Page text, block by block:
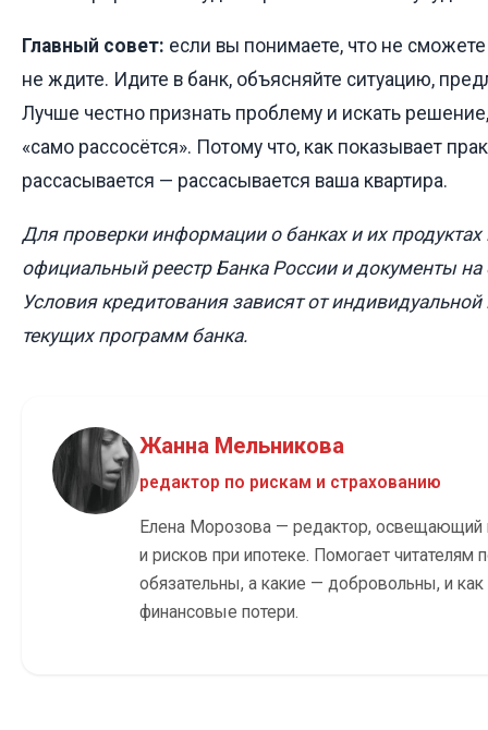
Главный совет: если вы понимаете, что не
не ждите. Идите в банк, объясняйте ситуацию,
Лучше честно признать проблему и искать
«само рассосётся». Потому что, как показывает
рассасывается — рассасывается ваша квартира.
Для проверки информации о банках и их продуктах
официальный реестр Банка России и документы на
Условия кредитования зависят от
текущих программ банка.
Жанна Мельникова
редактор по рискам и страхованию
Елена Морозова — редактор, освещающий
и рисков при ипотеке. Помогает читателям
обязательны, а какие — добровольны, и
финансовые потери.